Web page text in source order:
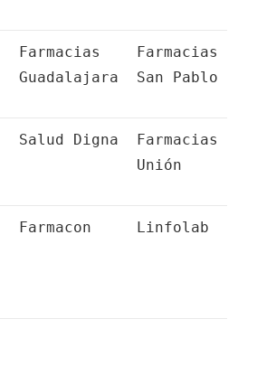
Farmacias
Guadalajara
Farmacias
San Pablo
Salud Digna
Farmacias
Unión
Farmacon Linfolab